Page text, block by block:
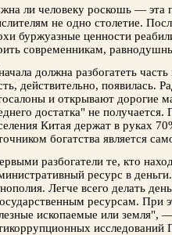
ли человеку роскошь — эта
не одно столетие.
буржуазные ценности
современникам,
должна разбогатеть
действительно, появилась.
и открывают дорогие
достатка" не
Китая держат в руках
богатства является
разбогатели те, кто
ресурс в
Легче всего делать
ресурсам. При
ископаемые или земля",